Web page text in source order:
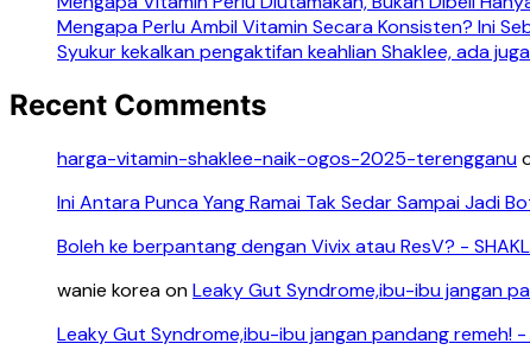
Mengapa Perlu Ambil Vitamin Secara Konsisten? Ini
Syukur kekalkan pengaktifan keahlian Shaklee, ada
Recent Comments
harga-vitamin-shaklee-naik-ogos-2025-terengganu
Ini Antara Punca Yang Ramai Tak Sedar Sampai Jadi
Boleh ke berpantang dengan Vivix atau ResV? -
wanie koreaonLeaky Gut Syndrome,ibu-ibu jangan
Leaky Gut Syndrome,ibu-ibu jangan pandang remeh! -